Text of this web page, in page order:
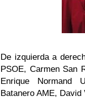
De izquierda a
PSOE, Carmen San
Enrique Normand
Batanero AME, David